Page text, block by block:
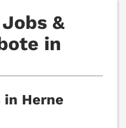
&
in
in Herne